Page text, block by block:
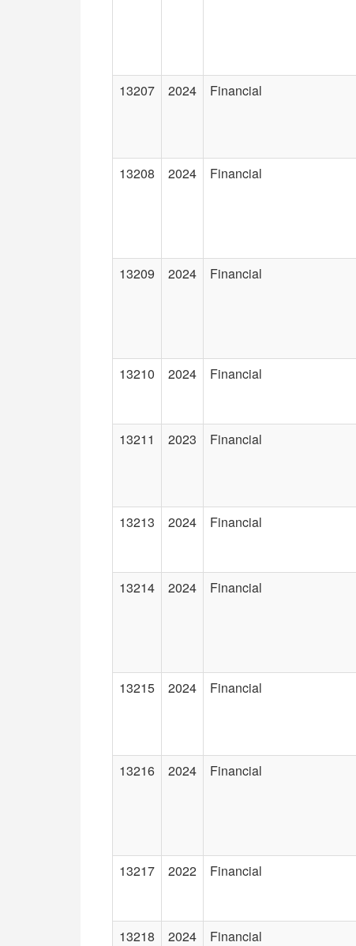
13207 2024 Financial
13208 2024 Financial
13209 2024 Financial
13210 2024 Financial
13211
2023 Financial
13213 2024 Financial
13214
2024 Financial
13215 2024 Financial
13216 2024 Financial
13217 2022 Financial
13218
2024 Financial